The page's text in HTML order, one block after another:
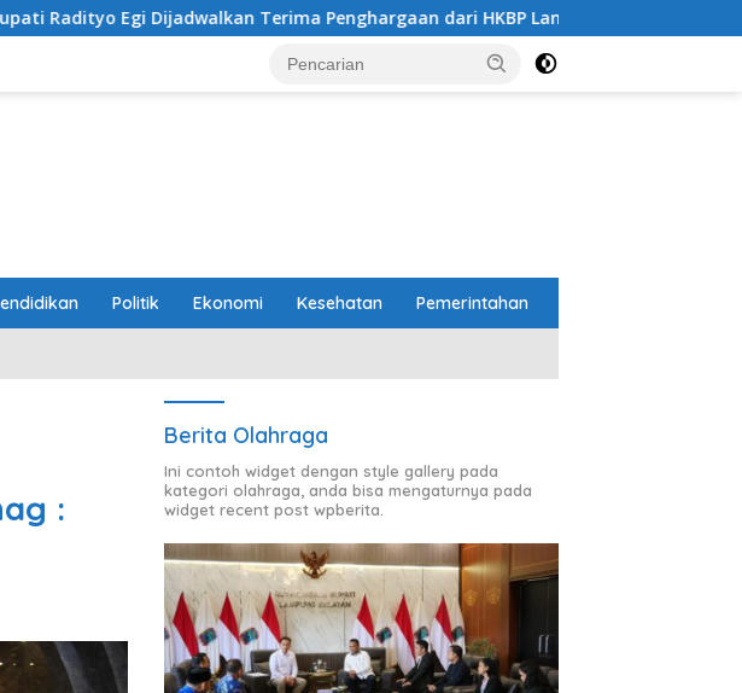
Terima Penghargaan dari HKBP Lampung Pemprov dan DPRD
Politik Ekonomi Kesehatan Pemerintahan
:
Berita Olahraga
Ini contoh widget dengan style gallery pada
kategori olahraga, anda bisa mengaturnya pada
widget recent post wpberita.